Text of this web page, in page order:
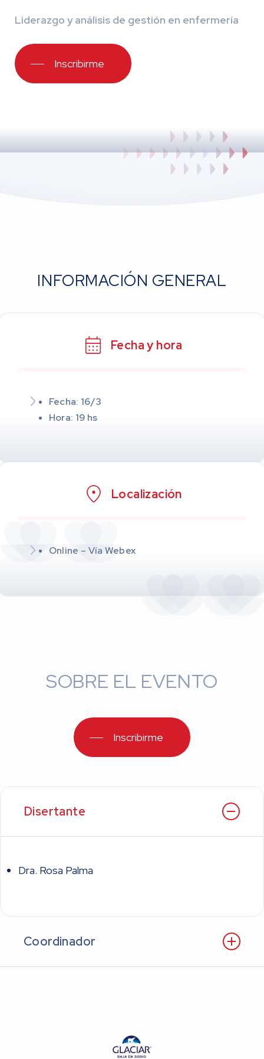
Liderazgo y análisis de gestión en enfermería
Inscribirme
INFORMACIÓN GENERAL
Fecha y hora
Fecha: 16/3
Hora: 19 hs
Localización
Online – Vía Webex
SOBRE EL EVENTO
Inscribirme
Disertante
Dra. Rosa Palma
Coordinador